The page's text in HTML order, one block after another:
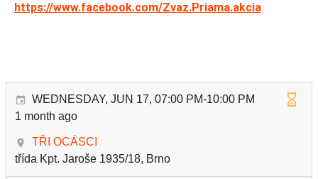
https://www.facebook.com/Zvaz.Priama.akcia
WEDNESDAY, JUN 17, 07:00 PM-10:00 PM
1 month ago
TŘI OCÁSCI
třída Kpt. Jaroše 1935/18, Brno